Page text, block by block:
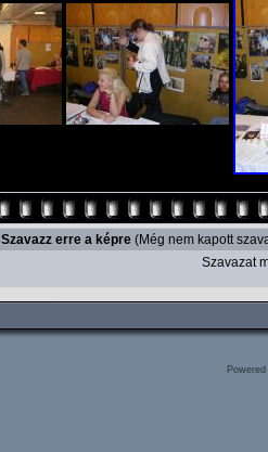
Szavazz erre a képre (Még nem kapott
Szavazat